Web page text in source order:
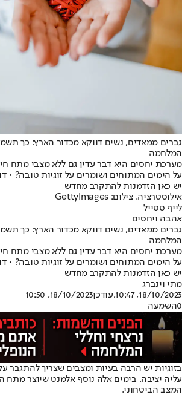
גברים ממאדים, נשים דווקא מכדור הארץ: כך
המלחמה
מערכת יחסים היא דבר עדין גם ללא מצבי מתח
על הימים המתוחים ושומרים על זוגיות טובה? •
יש כאן הזדמנות להתקרב מחדש
אילוסטרציה. צילום: GettyImages
לייף סטייל
אהבה ויחסים
גברים ממאדים, נשים דווקא מכדור הארץ: כך
המלחמה
מערכת יחסים היא דבר עדין גם ללא מצבי מתח
על הימים המתוחים ושומרים על זוגיות טובה? •
יש כאן הזדמנות להתקרב מחדש
מתי וינברג
18/10/2023, 10:47
,עודכן18/10/2023, 10:50
0השמעה
בזוגיות יש הרבה בעיות ומצבים שצריך להתגבר
עליה יציבה. בימים אלה נוסף אלמנט שיוצר
המצב הביטחוני.